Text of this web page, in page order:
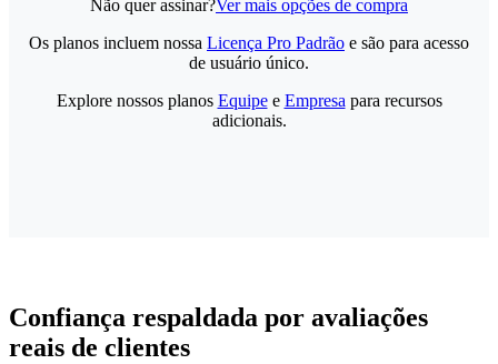
Não quer assinar?Ver mais opções de compra
Os planos incluem nossa Licença Pro Padrão e são para acesso
de usuário único.
Explore nossos planos Equipee Empresa para recursos
adicionais.
Confiança respaldada por avaliações
reais de clientes